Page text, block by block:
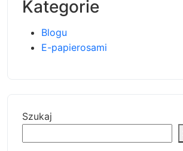
Kategorie
Blogu
E-papierosami
Szukaj